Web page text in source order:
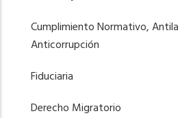
Cumplimiento Normativo,
Anticorrupción
Fiduciaria
Derecho Migratorio